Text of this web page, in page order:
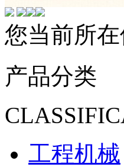
您当前所
产品分类
工程机械